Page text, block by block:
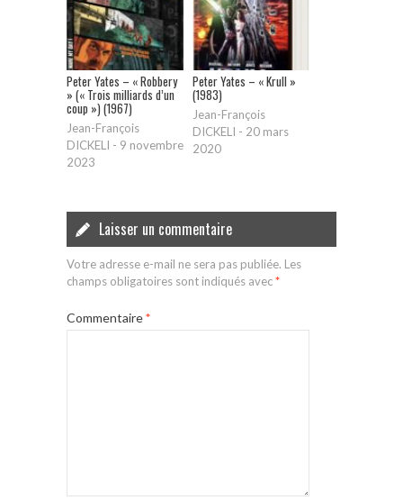
Peter Yates – « Robbery
» (« Trois milliards d’un
coup ») (1967)
Jean-François
DICKELI - 9 novembre
2023
Peter Yates – « Krull »
(1983)
Jean-François
DICKELI - 20 mars
2020
Laisser un commentaire
Votre adresse e-mail ne sera pas publiée. Les
champs obligatoires sont indiqués avec*
Commentaire*